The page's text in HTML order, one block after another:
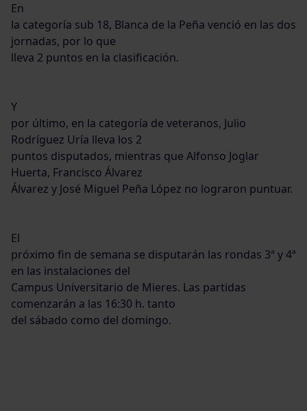
En
la categoría sub 18, Blanca de la Peña venció en las dos
jornadas, por lo que
lleva 2 puntos en la clasificación.
Y
por último, en la categoría de veteranos, Julio
Rodríguez Uría lleva los 2
puntos disputados, mientras que Alfonso Joglar
Huerta, Francisco Álvarez
Álvarez y José Miguel Peña López no lograron puntuar.
El
próximo fin de semana se disputarán las rondas 3ª y 4ª
en las instalaciones del
Campus Universitario de Mieres. Las partidas
comenzarán a las 16:30 h. tanto
del sábado como del domingo.